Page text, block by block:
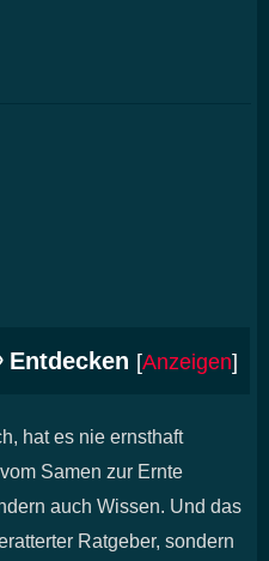
Entdecken [Anzeigen]
hat es nie ernsthaft
Samen zur Ernte
auch Wissen. Und das
Ratgeber, sondern